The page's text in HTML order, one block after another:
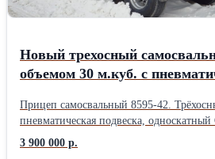
Новый трехосный
объемом 30 м.куб. с
Прицеп самосвальный 8595-42. Трёхосный прицеп,
пневматическая подвеска,
производства, Ceylan Шины 385/
900 кг
3 900 000 р.